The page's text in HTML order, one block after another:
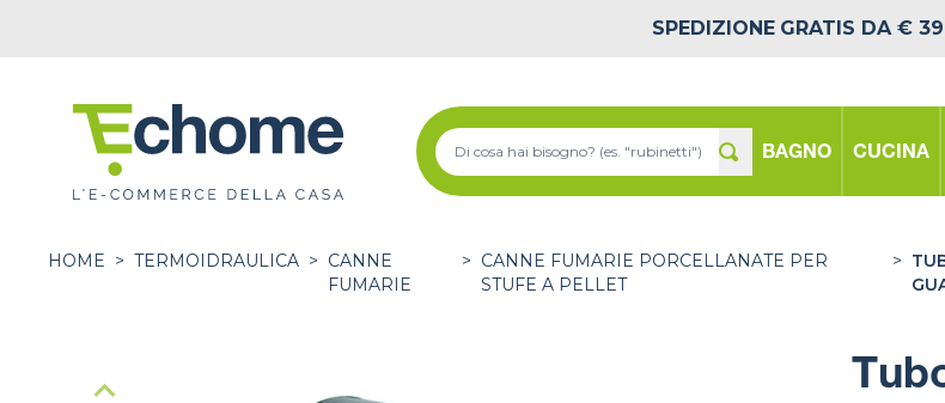
SPEDIZIONE GRATIS DA €
BAGNO CUCINA
HOME > TERMOIDRAULICA > CANNE
FUMARIE
> CANNE FUMARIE PORCELLANATE PER
STUFE A PELLET
>